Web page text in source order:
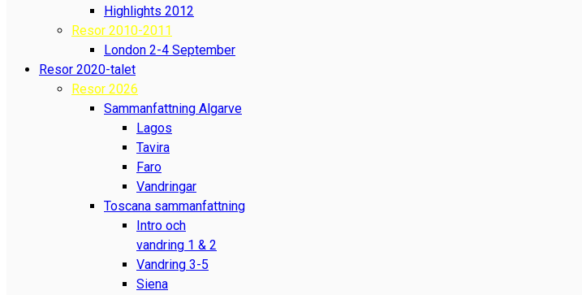
Highlights 2012
Resor 2010-2011
London 2-4 September
Resor 2020-talet
Resor 2026
Sammanfattning Algarve
Lagos
Tavira
Faro
Vandringar
Toscana sammanfattning
Intro och
vandring 1 & 2
Vandring 3-5
Siena